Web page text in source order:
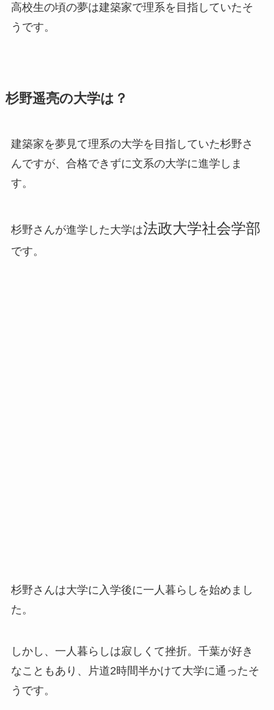
高校生の頃の夢は建築家で理系を目指していたそ
うです。
杉野遥亮の大学は？
建築家を夢見て理系の大学を目指していた杉野さ
んですが、合格できずに文系の大学に進学しま
す。
杉野さんが進学した大学は法政大学社会学部
です。
杉野さんは大学に入学後に一人暮らしを始めまし
た。
しかし、 一人暮らしは寂しくて挫折。千葉が好き
なこともあり、片道2時間半かけて大学に通ったそ
うです。